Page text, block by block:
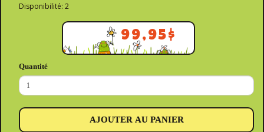
Disponibilité: 2
99,95$
Quantité
AJOUTER AU PANIER